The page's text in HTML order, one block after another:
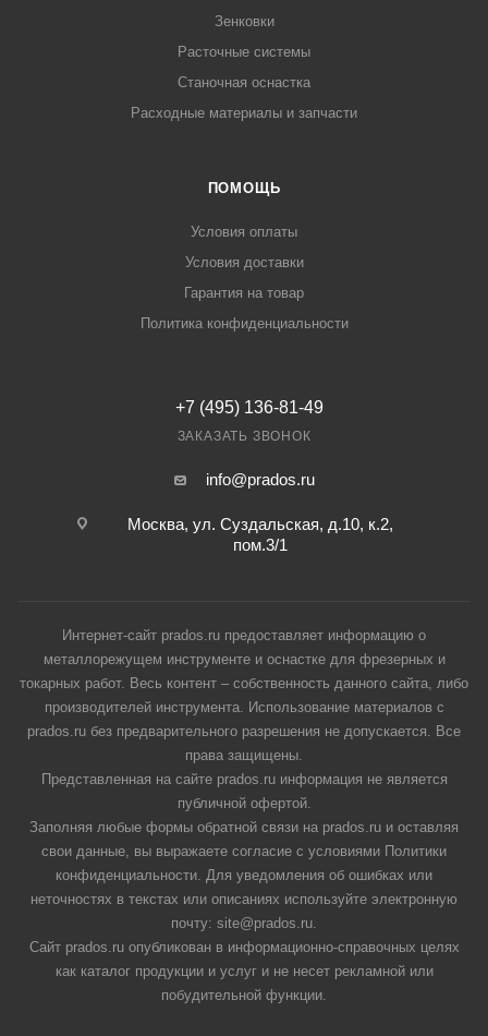
Зенковки
Расточные системы
Станочная оснастка
Расходные материалы и запчасти
ПОМОЩЬ
Условия оплаты
Условия доставки
Гарантия на товар
Политика конфиденциальности
+7 (495) 136-81-49
ЗАКАЗАТЬ ЗВОНОК
info@prados.ru
Москва, ул. Суздальская, д.10, к.2,
пом.3/1
Интернет-сайт prados.ru предоставляет информацию о
металлорежущем инструменте и оснастке для фрезерных и
токарных работ. Весь контент – собственность данного сайта, либо
производителей инструмента. Использование материалов с
prados.ru без предварительного разрешения не допускается. Все
права защищены.
Представленная на сайте prados.ru информация не является
публичной офертой.
Заполняя любые формы обратной связи на prados.ru и оставляя
свои данные, вы выражаете согласие с условиями Политики
конфиденциальности. Для уведомления об ошибках или
неточностях в текстах или описаниях используйте электронную
почту: site@prados.ru.
Сайт prados.ru опубликован в информационно-справочных целях
как каталог продукции и услуг и не несет рекламной или
побудительной функции.